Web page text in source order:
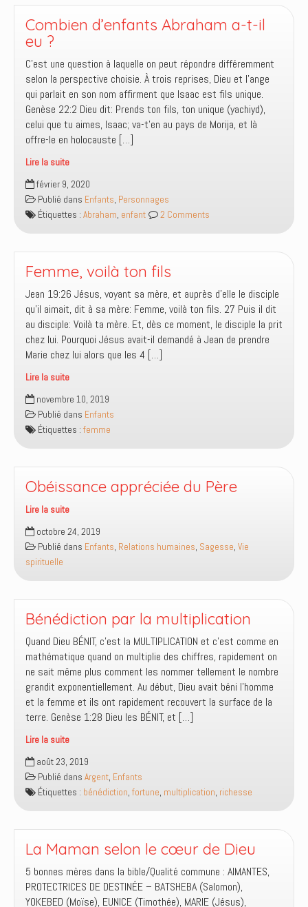
un
enfant
illégitime
si
Dieu
ne
me
corrige
pas
?
Combien d’enfants Abraham a-t-il
eu ?
C’est une question à laquelle on peut répondre différemment
selon la perspective choisie. À trois reprises, Dieu et l’ange
qui parlait en son nom affirment que Isaac est fils unique.
Genèse 22:2 Dieu dit: Prends ton fils, ton unique (yachiyd),
celui que tu aimes, Isaac; va-t’en au pays de Morija, et là
offre-le en holocauste […]
Lire la suite
Combien
d’enfants
Abraham
a-
il
eu
février 9, 2020
Publié dans Enfants, Personnages
Étiquettes : Abraham, enfant 2 Comments
Femme, voilà ton fils
Jean 19:26 Jésus, voyant sa mère, et auprès d’elle le disciple
qu’il aimait, dit à sa mère: Femme, voilà ton fils. 27 Puis il dit
au disciple: Voilà ta mère. Et, dès ce moment, le disciple la prit
chez lui. Pourquoi Jésus avait-il demandé à Jean de prendre
Marie chez lui alors que les 4 […]
Lire la suite
Femme,
voilà
ton
fils
novembre 10, 2019
Publié dans Enfants
Étiquettes : femme
Obéissance appréciée du Père
Lire la suite
Obéissance
appréciée
du
Père
octobre 24, 2019
Publié dans Enfants, Relations humaines, Sagesse, Vie
spirituelle
Bénédiction par la multiplication
Quand Dieu BÉNIT, c’est la MULTIPLICATION et c’est comme en
mathématique quand on multiplie des chiffres, rapidement on
ne sait même plus comment les nommer tellement le nombre
grandit exponentiellement. Au début, Dieu avait béni l’homme
et la femme et ils ont rapidement recouvert la surface de la
terre. Genèse 1:28 Dieu les BÉNIT, et […]
Lire la suite
Bénédiction
par
la
multiplication
août 23, 2019
Publié dans Argent, Enfants
Étiquettes : bénédiction, fortune, multiplication, richesse
La Maman selon le cœur de Dieu
5 bonnes mères dans la bible/Qualité commune : AIMANTES,
PROTECTRICES DE DESTINÉE – BATSHEBA (Salomon),
YOKEBED (Moïse), EUNICE (Timothée), MARIE (Jésus),